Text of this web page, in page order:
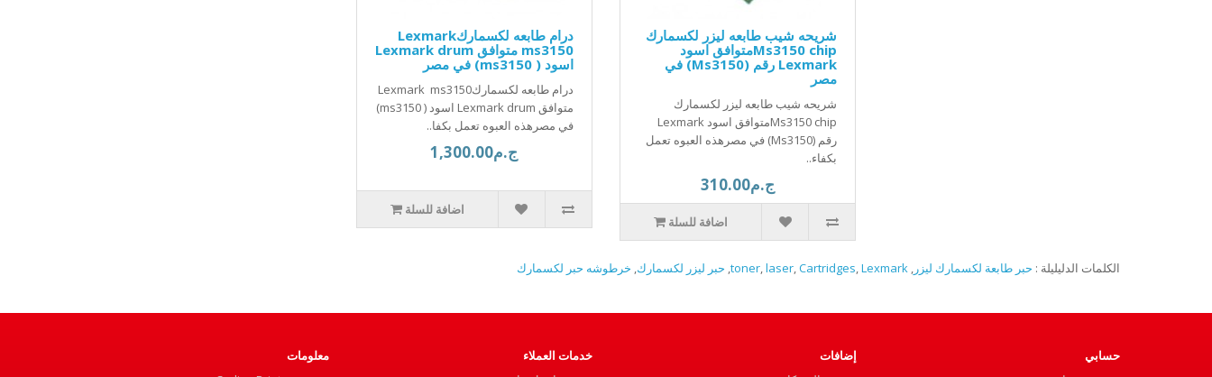
درام طابعه لكسماركLexmark
ms3150 متوافق Lexmark drum
اسود ( ms3150) في مصر
درام طابعه لكسماركLexmark ms3150
متوافق Lexmark drum اسود ( ms3150)
في مصرهذه العبوه تعمل بكفا..
ج.م1,300.00
اضافة للسلة
شريحه شيب طابعه ليزر لكسمارك
Ms3150 chipمتوافق اسود
Lexmark رقم (Ms3150) في
مصر
شريحه شيب طابعه ليزر لكسمارك
Ms3150 chipمتوافق اسود Lexmark
رقم (Ms3150) في مصرهذه العبوه تعمل
بكفاء..
ج.م310.00
اضافة للسلة
الكلمات الدليليلة : حبر طابعة لكسمارك ليزر ,
toner,laser,Cartridges,Lexmark
, حبر ليزر لكسمارك, خرطوشه حبر لكسمارك
معلومات
خدمات العملاء
إضافات
حسابي